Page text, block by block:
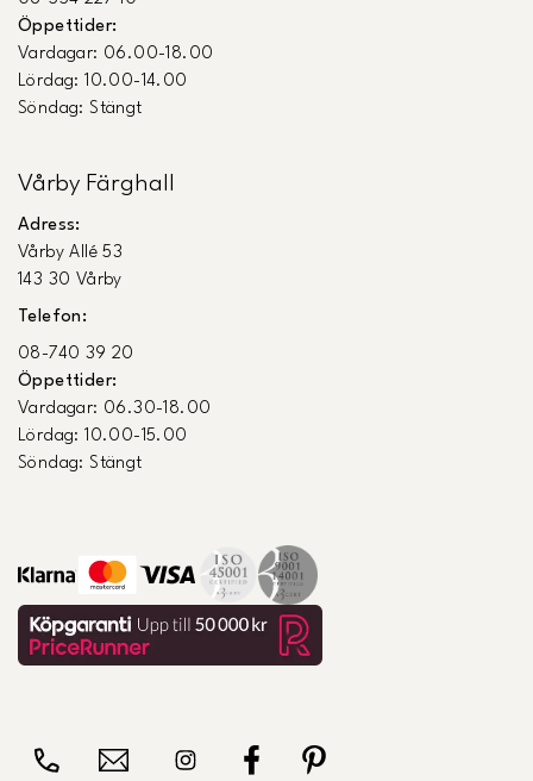
Öppettider:
Vardagar: 06.00-18.00
Lördag: 10.00-14.00
Söndag: Stängt
Vårby Färghall
Adress:
Vårby Allé 53
143 30 Vårby
Telefon:
08-740 39 20
Öppettider:
Vardagar: 06.30-18.00
Lördag: 10.00-15.00
Söndag: Stängt